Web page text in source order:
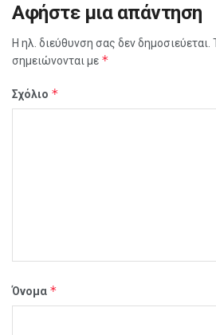
Αφήστε μια απάντηση
Η ηλ. διεύθυνση σας δεν δημοσιεύεται.
σημειώνονται με *
Σχόλιο *
Όνομα *